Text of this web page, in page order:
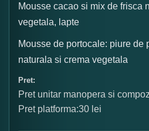
Mousse cacao si mix de frisca
vegetala, lapte
Mousse de portocale: piure de
naturala si crema vegetala
Pret:
Pret unitar manopera si
Pret platforma:30 lei